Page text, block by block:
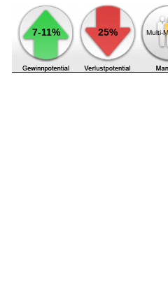
7-11% 25% Multi-